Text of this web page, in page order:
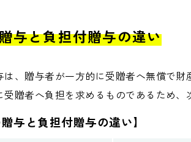
与と負担付贈与の違い
は、贈与者が一方的に受贈者へ無償で
受贈者へ負担を求めるものであるため、
贈与と負担付贈与の違い】